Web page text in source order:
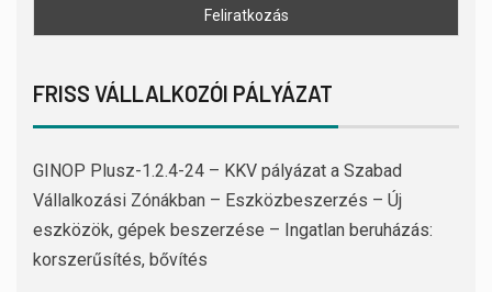
FRISS VÁLLALKOZÓI PÁLYÁZAT
GINOP Plusz-1.2.4-24 – KKV pályázat a Szabad
Vállalkozási Zónákban – Eszközbeszerzés – Új
eszközök, gépek beszerzése – Ingatlan beruházás:
korszerűsítés, bővítés